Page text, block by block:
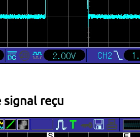
signal reçu